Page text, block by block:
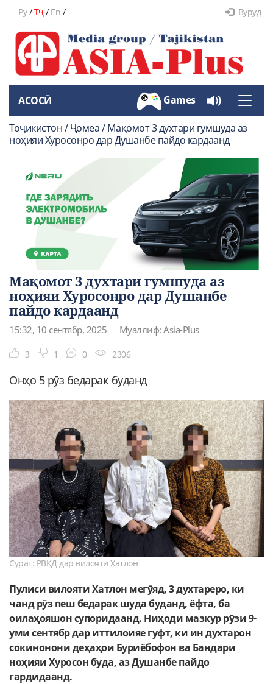
Ру/Тҷ/ En / Вуруд
Toggle
АСОСӢ Games
Тоҷикистон / Ҷомеа / Мақомот 3 духтари гумшуда аз
ноҳияи Хуросонро дар Душанбе пайдо кардаанд
Мақомот 3 духтари гумшуда аз
ноҳияи Хуросонро дар Душанбе
пайдо кардаанд
15:32, 10 сентябр, 2025 Муаллиф: Asia-Plus
3 1 0 2306
Онҳо 5 рӯз бедарак буданд
Сурат: РВКД дар вилояти Хатлон
Пулиси вилояти Хатлон мегӯяд, 3 духтареро, ки
чанд рӯз пеш бедарак шуда буданд, ёфта, ба
оилаҳояшон супоридаанд. Ниҳоди мазкур рӯзи 9-
уми сентябр дар иттилоияе гуфт, ки ин духтарон
сокинонони деҳаҳои Буриёбофон ва Бандари
ноҳияи Хуросон буда, аз Душанбе пайдо
гардидаанд.